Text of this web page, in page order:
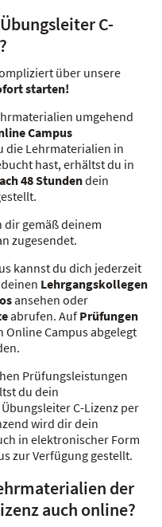
C-
über unsere
starten!
umgehend
Campus
die Lehrmaterialien in
hast, erhältst du in
48 Stundendein
dir gemäß deinem
zugesendet.
kannst du dich jederzeit
Lehrgangskollegen
ansehen oder
abrufen. Auf Prüfungen
Campus abgelegt
Prüfungsleistungen
du dein
C-Lizenz per
wird dir dein
in elektronischer Form
zur Verfügung gestellt.
der
auch online?